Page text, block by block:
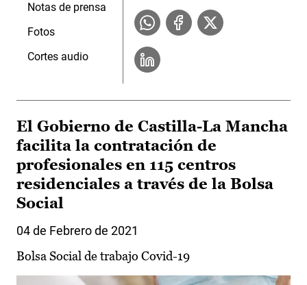
Notas de prensa
Fotos
Cortes audio
El Gobierno de Castilla-La Mancha
facilita la contratación de
profesionales en 115 centros
residenciales a través de la Bolsa
Social
04 de Febrero de 2021
Bolsa Social de trabajo Covid-19